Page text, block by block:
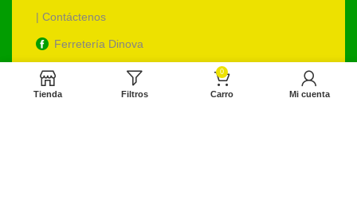
| Contáctenos
Ferretería Dinova
ventas@ferreteriadinova.com
ventasdinova@hotmail.com
Tienda Filtros
0
Carro Mi cuenta